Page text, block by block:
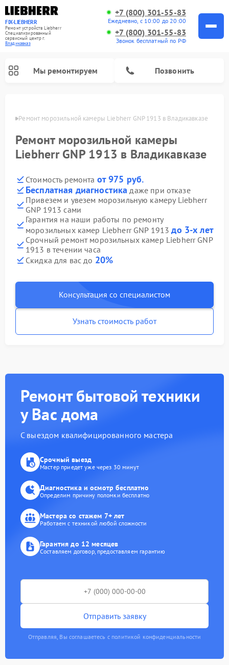
FIX-LIEBHERR
Ремонт устройств Liebherr
Специализированный
cервисный центр г.
Владикавказ
+7 (800) 301-55-83
Ежедневно, с 10:00 до 20:00
+7 (800) 301-55-83
Звонок бесплатный по РФ
Мы ремонтируем Позвонить
Ремонт морозильной камеры Liebherr GNP 1913 в Владикавказе
Ремонт морозильной камеры
Liebherr GNP 1913 в Владикавказе
Стоимость ремонта от 975 руб.
Бесплатная диагностика даже при отказе
Привезем и увезем морозильную камеру Liebherr
GNP 1913 сами
Гарантия на наши работы по ремонту
морозильных камер Liebherr GNP 1913до 3-х лет
Срочный ремонт морозильных камер Liebherr GNP
1913 в течении часа
Скидка для вас до 20%
Консультация со специалистом
Узнать стоимость работ
Ремонт бытовой техники
у Вас дома
С выездом квалифицированного мастера
Срочный выезд
Мастер приедет уже через 30 минут
Диагностика и осмотр бесплатно
Определим причину поломки бесплатно
Мастера со стажем 7+ лет
Работаем с техникой любой сложности
Гарантия до 12 месяцев
Составляем договор, предоставляем гарантию
Отправить заявку
Отправляя, Вы соглашаетесь с политикой конфиденциальности